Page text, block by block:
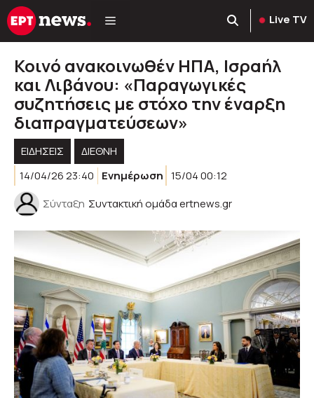
Μετάβαση
σε
Live TV
Κοινό ανακοινωθέν ΗΠΑ, Ισραήλ
και Λιβάνου: «Παραγωγικές
συζητήσεις με στόχο την έναρξη
διαπραγματεύσεων»
ΕΙΔΗΣΕΙΣ
ΔΙΕΘΝΗ
14/04/26 23:40
Ενημέρωση 15/04 00:12
Σύνταξη Συντακτική ομάδα ertnews.gr